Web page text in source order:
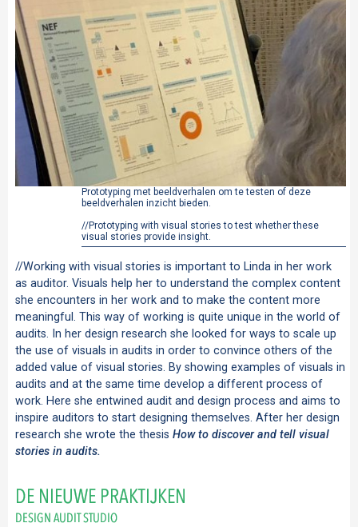
Prototyping met beeldverhalen om te testen of deze
beeldverhalen inzicht bieden.
//Prototyping with visual stories to test whether these
visual stories provide insight.
//Working with visual stories is important to Linda in her work
as auditor. Visuals help her to understand the complex content
she encounters in her work and to make the content more
meaningful. This way of working is quite unique in the world of
audits. In her design research she looked for ways to scale up
the use of visuals in audits in order to convince others of the
added value of visual stories. By showing examples of visuals in
audits and at the same time develop a different process of
work. Here she entwined audit and design process and aims to
inspire auditors to start designing themselves. After her design
research she wrote the thesis How to discover and tell visual
stories in audits.
DE NIEUWE PRAKTIJKEN
DESIGN AUDIT STUDIO